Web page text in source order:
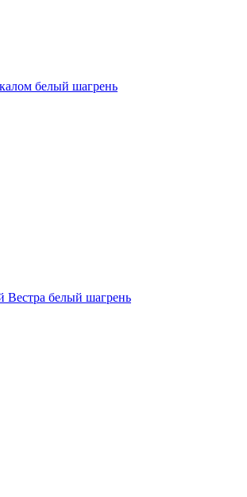
белый шагрень
белый шагрень